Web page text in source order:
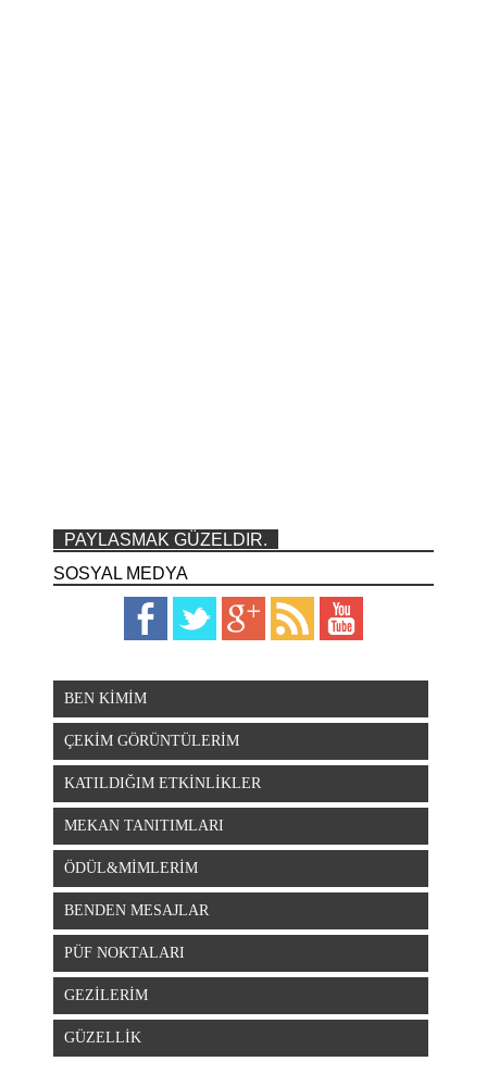
PAYLASMAK GÜZELDIR.
SOSYAL MEDYA
BEN KİMİM
ÇEKİM GÖRÜNTÜLERİM
KATILDIĞIM ETKİNLİKLER
MEKAN TANITIMLARI
ÖDÜL&MİMLERİM
BENDEN MESAJLAR
PÜF NOKTALARI
GEZİLERİM
GÜZELLİK